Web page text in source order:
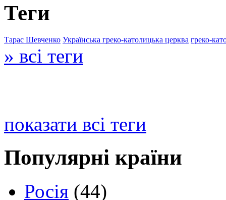
Теги
Тарас Шевченко Українська греко-католицька церква греко-
» всі теги
показати всі теги
Популярні країни
Росія (44)